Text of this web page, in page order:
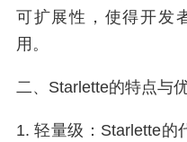
可扩展性，使得开发
用。
二、Starlette的特点与
1. 轻量级：Starlette的